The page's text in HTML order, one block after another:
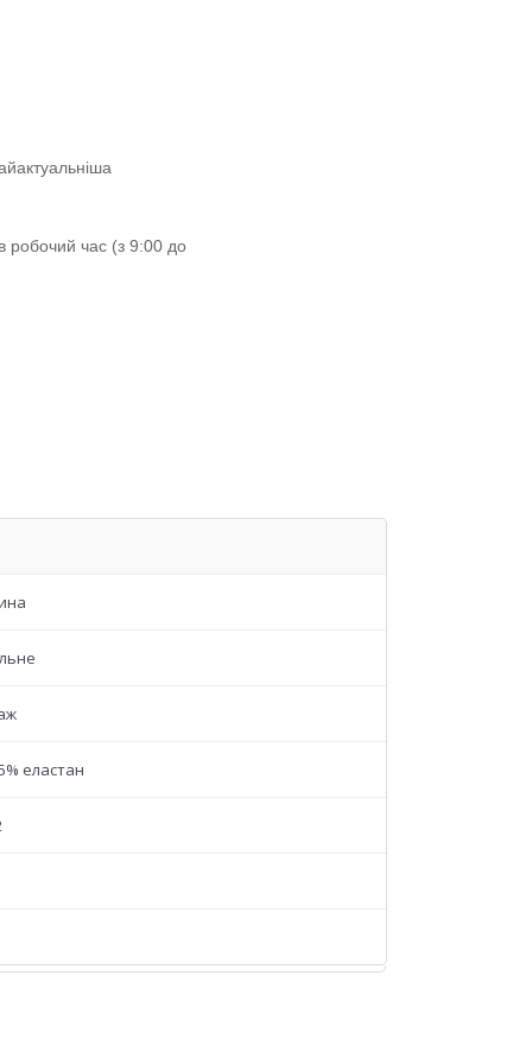
робочий час (з 9:00 до
еластан